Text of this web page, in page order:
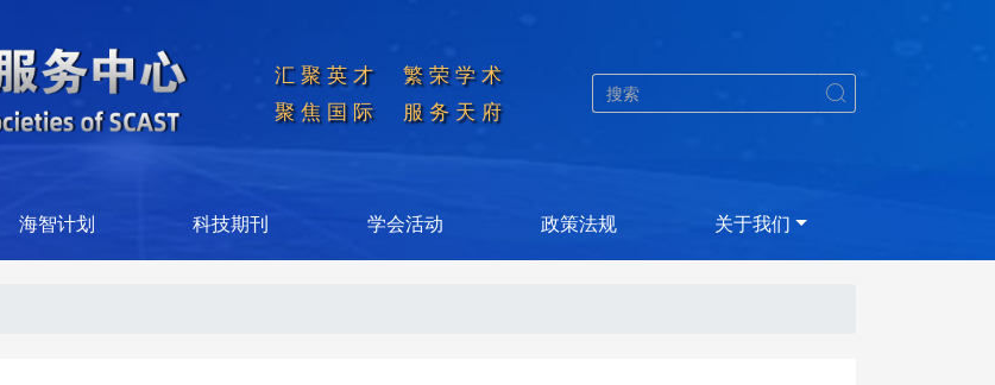
汇聚英才  繁荣学术
聚焦国际  服务天府

海智计划 科技期刊 学会活动 政策法规 关于我们